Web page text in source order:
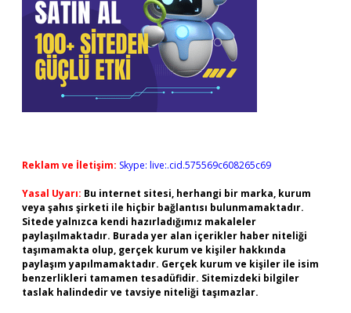
Reklam ve İletişim: Skype: live:.cid.575569c608265c69
Yasal Uyarı: Bu internet sitesi, herhangi bir marka, kurum
veya şahıs şirketi ile hiçbir bağlantısı bulunmamaktadır.
Sitede yalnızca kendi hazırladığımız makaleler
paylaşılmaktadır. Burada yer alan içerikler haber niteliği
taşımamakta olup, gerçek kurum ve kişiler hakkında
paylaşım yapılmamaktadır. Gerçek kurum ve kişiler ile isim
benzerlikleri tamamen tesadüfidir. Sitemizdeki bilgiler
taslak halindedir ve tavsiye niteliği taşımazlar.